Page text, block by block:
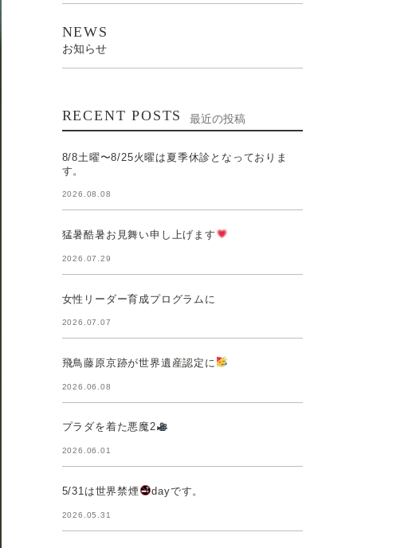
NEWS
お知らせ
RECENT POSTS 最近の投稿
8/8土曜〜8/25火曜は夏季休診となっておりま
す。
2026.08.08
猛暑酷暑お見舞い申し上げます
2026.07.29
女性リーダー育成プログラムに
2026.07.07
飛鳥藤原京跡が世界遺産認定に
2026.06.08
プラダを着た悪魔2
2026.06.01
5/31は世界禁煙 dayです。
2026.05.31